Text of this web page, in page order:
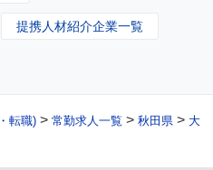
提携人材紹介企業一覧
転職) > 常勤求人一覧 > 秋田県 > 大